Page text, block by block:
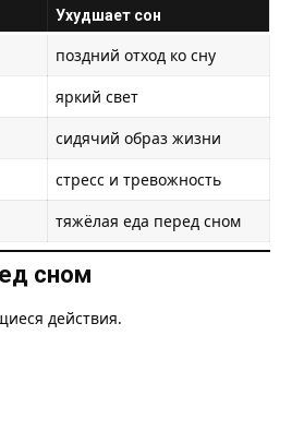
Ухудшает сон
поздний отход ко сну
яркий свет
сидячий образ жизни
стресс и тревожность
тяжёлая еда перед сном
сном
действия.